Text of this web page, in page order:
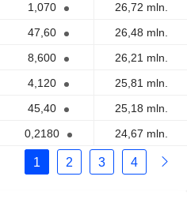
1,070
26,72 mln.
47,60
26,48 mln.
8,600
26,21 mln.
4,120
25,81 mln.
45,40
25,18 mln.
0,2180 24,67 mln.
1 2 3 4